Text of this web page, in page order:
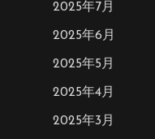
2025年7月
2025年6月
2025年5月
2025年4月
2025年3月